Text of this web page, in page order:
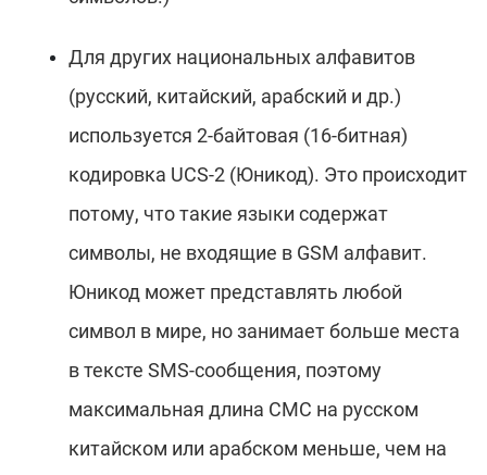
Для других национальных алфавитов
(русский, китайский, арабский и др.)
используется 2-байтовая (16-битная)
кодировка UCS-2 (Юникод). Это происходит
потому, что такие языки содержат
символы, не входящие в GSM алфавит.
Юникод может представлять любой
символ в мире, но занимает больше места
в тексте SMS-сообщения, поэтому
максимальная длина СМС на русском
китайском или арабском меньше, чем на